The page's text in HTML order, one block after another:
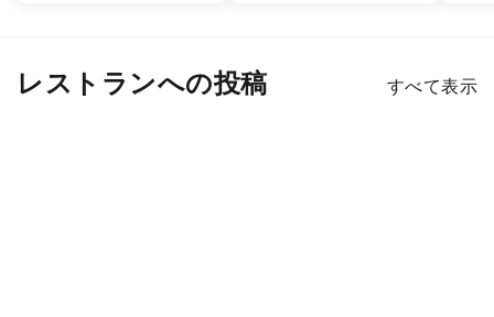
レストランへの投稿 すべて表示